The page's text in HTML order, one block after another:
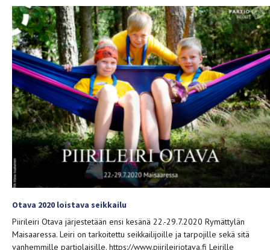
Otava 2020 loistava seikkailu
Piirileiri Otava järjestetään ensi kesänä 22.-29.7.2020 Rymättylän
Maisaaressa. Leiri on tarkoitettu seikkailijoille ja tarpojille sekä sitä
vanhemmille partiolaisille. https://www.piirileiriotava.fi Leirille